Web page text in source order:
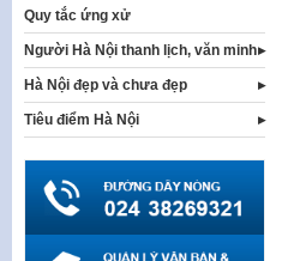
Quy tắc ứng xử
Người Hà Nội thanh lịch, văn minh
Hà Nội đẹp và chưa đẹp
Tiêu điểm Hà Nội